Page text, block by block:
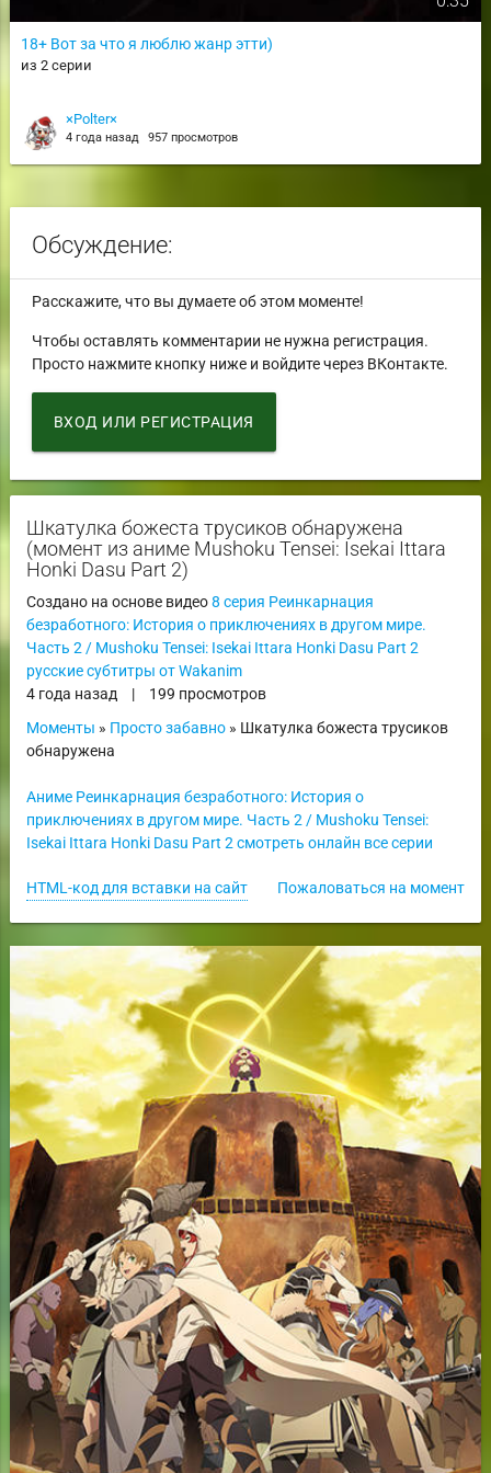
18+ Вот за что я люблю жанр этти)
из 2 серии
×Polter×
4 года назад 957 просмотров
Обсуждение:
Расскажите, что вы думаете об этом моменте!
Чтобы оставлять комментарии не нужна регистрация.
Просто нажмите кнопку ниже и войдите через ВКонтакте.
ВХОД ИЛИ РЕГИСТРАЦИЯ
Шкатулка божеста трусиков обнаружена
(момент из аниме Mushoku Tensei: Isekai Ittara
Honki Dasu Part 2)
Создано на основе видео8 серия Реинкарнация
безработного: История о приключениях в другом мире.
Часть 2 / Mushoku Tensei: Isekai Ittara Honki Dasu Part 2
русские субтитры от Wakanim
4 года назад
|
199 просмотров
Моменты » Просто забавно» Шкатулка божеста трусиков
обнаружена
Аниме Реинкарнация безработного: История о
приключениях в другом мире. Часть 2 / Mushoku Tensei:
Isekai Ittara Honki Dasu Part 2 смотреть онлайн все серии
Пожаловаться на момент
HTML-код для вставки на сайт